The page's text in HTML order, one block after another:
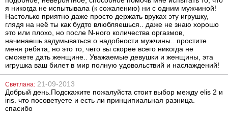
я никогда не испытывала (к сожалению) ни с одним мужчиной!
Настолько приятно даже просто держать вруках эту игрушку,
глядя на неё ты как будто влюбляешься.. даже не знаю хорошо
это или плохо, но после N-ного количества оргазмов,
начинаешь задумываться о надобности мужчины.. простите
меня ребята, но это то, чего вы скорее всего никогда не
сможете дать женщине.. Уважаемые девушки и женщины, эта
игрушка ваш билет в мир полную удовольствий и наслаждений!
Светлана: 21-09-2013
Добрый день.Подскажите пожалуйста стоит выбор между elis 2 и
iris. что посоветуете и есть ли принципиальная разница.
спасибо